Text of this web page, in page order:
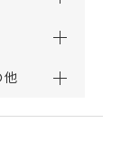
他
レゼント！
象となりま